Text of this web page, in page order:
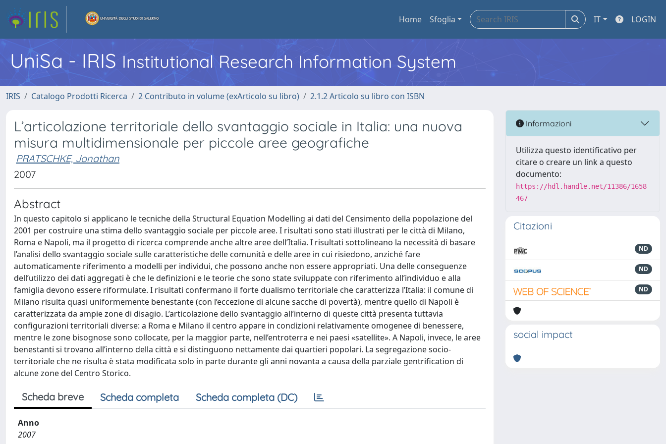
Home Sfoglia IT LOGIN
UniSa - IRIS Institutional Research Information System
IRIS Catalogo Prodotti Ricerca 2 Contributo in volume (exArticolo su libro) 2.1.2 Articolo su libro con ISBN
L’articolazione territoriale dello svantaggio sociale in Italia: una nuova
misura multidimensionale per piccole aree geografiche
PRATSCHKE, Jonathan
2007
Abstract
In questo capitolo si applicano le tecniche della Structural Equation Modelling ai dati del Censimento della popolazione del
2001 per costruire una stima dello svantaggio sociale per piccole aree. I risultati sono stati illustrati per le città di Milano,
Roma e Napoli, ma il progetto di ricerca comprende anche altre aree dell’Italia. I risultati sottolineano la necessità di basare
l’analisi dello svantaggio sociale sulle caratteristiche delle comunità e delle aree in cui risiedono, anziché fare
automaticamente riferimento a modelli per individui, che possono anche non essere appropriati. Una delle conseguenze
dell’utilizzo dei dati aggregati è che le definizioni e le teorie che sono state sviluppate con riferimento all’individuo e alla
famiglia devono essere riformulate. I risultati confermano il forte dualismo territoriale che caratterizza l’Italia: il comune di
Milano risulta quasi uniformemente benestante (con l’eccezione di alcune sacche di povertà), mentre quello di Napoli è
caratterizzata da ampie zone di disagio. L’articolazione dello svantaggio all’interno di queste città presenta tuttavia
configurazioni territoriali diverse: a Roma e Milano il centro appare in condizioni relativamente omogenee di benessere,
mentre le zone bisognose sono collocate, per la maggior parte, nell’entroterra e nei paesi «satellite». A Napoli, invece, le aree
benestanti si trovano all’interno della città e si distinguono nettamente dai quartieri popolari. La segregazione socio-
territoriale che ne risulta è stata modificata solo in parte durante gli anni novanta a causa della parziale gentrification di
alcune zone del Centro Storico.
Scheda breve Scheda completa Scheda completa (DC)
Anno
2007
Informazioni
Utilizza questo identificativo per
citare o creare un link a questo
documento:
https://hdl.handle.net/11386/1658
467
Citazioni
ND
ND
ND
social impact